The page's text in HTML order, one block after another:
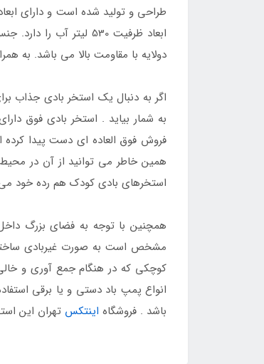
ابعاد ظرفیت 530
دولایه با مقاومت بالا می باشد. به
اگر به دنبال یک استخر بادی جذاب
به شمار بیاید . استخر بادی فوق
فروش فوق العاده ای دست پیدا
استخرهای بادی کودک هم رده خود
همچنین با توجه به فضای بزرگ
کوچکی که در هنگام جمع آوری و خالی
انواع پمپ باد دستی و یا برقی
باشد . فروشگاه اینتکس تهران این